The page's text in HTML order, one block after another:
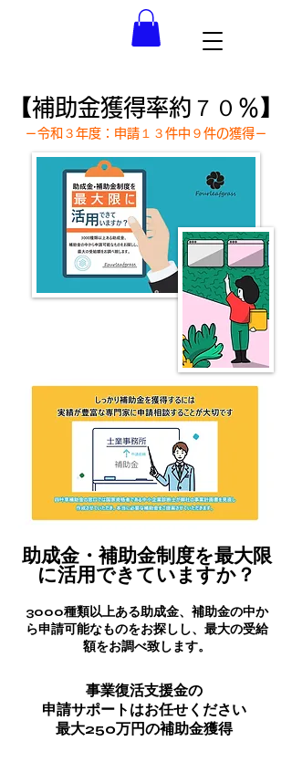
【補助金獲得率約７０％】
－令和３年度：申請１３件中９件の獲得－
助成金・補助金制度を最大限
に活用できていますか？
3000種類以上ある助成金、補助金の中か
ら申請可能なものをお探しし、最大の受給
額をお調べ致します。
事業復活支援金の
申請サポートはお任せください
最大250万円の補助金獲得